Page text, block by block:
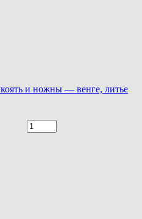
и ножны — венге, литье